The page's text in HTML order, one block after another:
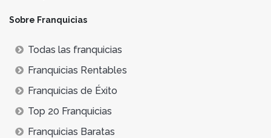
Sobre Franquicias
Todas las franquicias
Franquicias Rentables
Franquicias de Éxito
Top 20 Franquicias
Franquicias Baratas